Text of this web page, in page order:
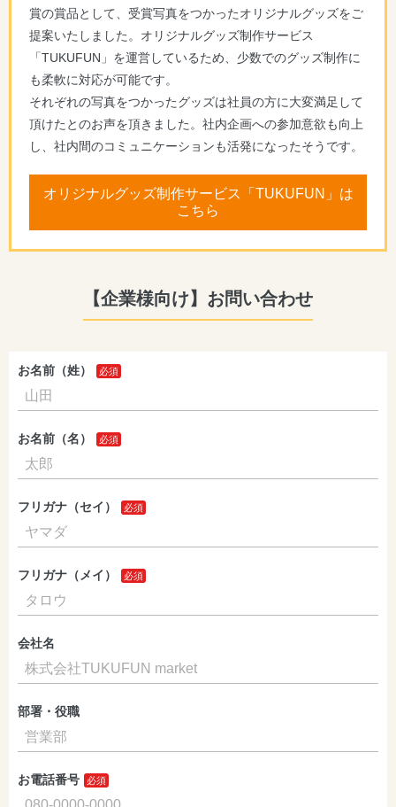
賞の賞品として、受賞写真をつかったオリジナルグッズをご
提案いたしました。オリジナルグッズ制作サービス
「TUKUFUN」を運営しているため、少数でのグッズ制作に
も柔軟に対応が可能です。
それぞれの写真をつかったグッズは社員の方に大変満足して
頂けたとのお声を頂きました。社内企画への参加意欲も向上
し、社内間のコミュニケーションも活発になったそうです。
オリジナルグッズ制作サービス「TUKUFUN」は
こちら
【企業様向け】お問い合わせ
お名前（姓）
お名前（名）
フリガナ（セイ）
フリガナ（メイ）
会社名
部署・役職
お電話番号